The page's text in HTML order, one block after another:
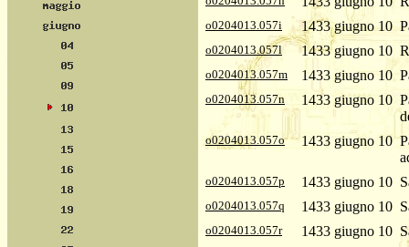
o0204013.057i 1433 giugno 10
o0204013.057l 1433 giugno 10
o0204013.057m 1433 giugno 10
o0204013.057n 1433 giugno 10
o0204013.057o 1433 giugno 10
o0204013.057p 1433 giugno 10
o0204013.057q 1433 giugno 10
o0204013.057r 1433 giugno 10